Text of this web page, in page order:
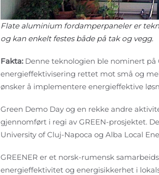
Flate aluminium fordamperpaneler er
og kan enkelt festes både på tak og vegg.
Fakta: Denne teknologien ble nominert på
energieffektivisering rettet mot små og
ønsker å implementere energieffektive
Green Demo Day og en rekke andre
gjennomført i regi av GREEN-prosjektet.
University of Cluj-Napoca og Alba Local
GREENER er et norsk-rumensk
energieffektivitet og energisikkerhet i